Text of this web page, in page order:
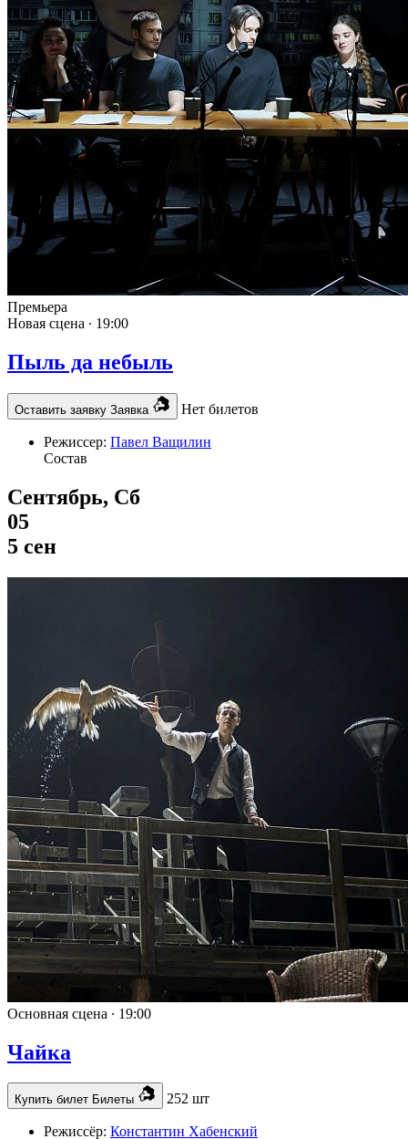
Премьера
Новая сцена ∙ 19:00
Пыль да небыль
Оставить заявку Заявка Нет билетов
Режиссер: Павел Ващилин
Состав
Сентябрь, Сб
05
5 сен
Основная сцена ∙ 19:00
Чайка
Купить билет Билеты 252 шт
Режиссёр: Константин Хабенский